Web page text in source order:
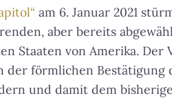
am 6. Januar 2021
aber bereits
Staaten von Amerika. Der
der förmlichen Bestätigung
und damit dem